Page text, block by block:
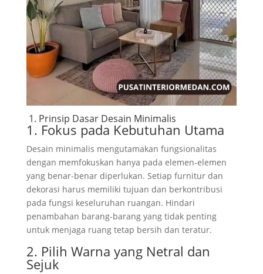
1. Prinsip Dasar Desain Minimalis
1. Fokus pada Kebutuhan Utama
Desain minimalis mengutamakan fungsionalitas
dengan memfokuskan hanya pada elemen-elemen
yang benar-benar diperlukan. Setiap furnitur dan
dekorasi harus memiliki tujuan dan berkontribusi
pada fungsi keseluruhan ruangan. Hindari
penambahan barang-barang yang tidak penting
untuk menjaga ruang tetap bersih dan teratur.
2. Pilih Warna yang Netral dan
Sejuk